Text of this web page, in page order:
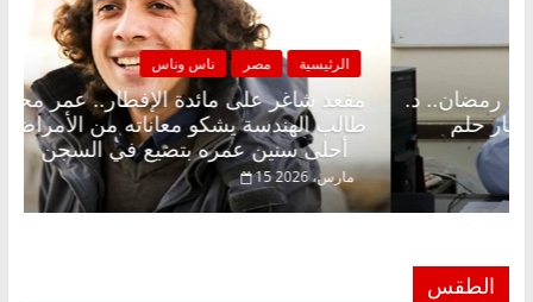
الرئيسية
مقعد
طالب
أحلى سنين عمره بتضيع في السجن
15 مارس، 2026
ناس وناس
شاغر على الإفطار وبلكونة بلا زينة رمضان.. د.
فاروق خبير اقتصادي في انتظار حلم
الطقس